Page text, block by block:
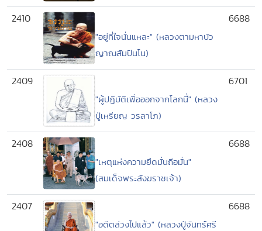
2410
"อยู่ที่ใจนั่นแหละ" (หลวงตามหาบัว
ญาณสัมปันโน)
6688
2409
"ผู้ปฏิบัติเพื่อออกจากโลกนี้" (หลวง
ปู่เหรียญ วรลาโภ)
6701
2408
"เหตุแห่งความยึดมั่นถือมั่น"
(สมเด็จพระสังฆราชเจ้า)
6688
2407
"อดีตล่วงไปแล้ว" (หลวงปู่จันทร์ศรี
6688